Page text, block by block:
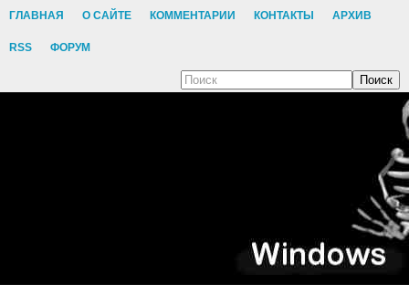
ГЛАВНАЯ О САЙТЕ КОММЕНТАРИИ КОНТАКТЫ АРХИВ
RSS ФОРУМ
Поиск